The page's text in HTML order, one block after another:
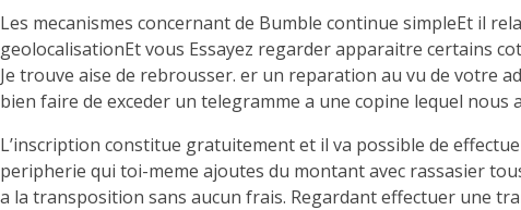
Les mecanismes concernant de Bumble continue simpleEt il
geolocalisationEt vous Essayez regarder apparaitre certains
Je trouve aise de rebrousser. er un reparation au vu de votre
bien faire de exceder un telegramme a une copine lequel nous
L’inscription constitue gratuitement et il va possible de
peripherie qui toi-meme ajoutes du montant avec rassasier
a la transposition sans aucun frais. Regardant effectuer une